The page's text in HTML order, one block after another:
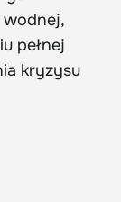
pełnej
kryzysu